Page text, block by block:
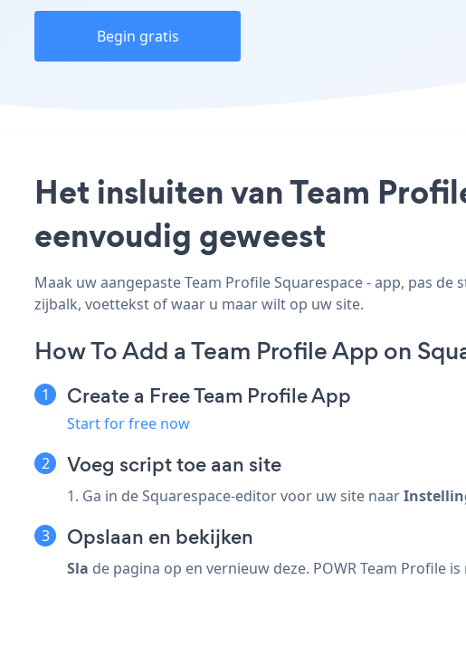
Begin gratis
Het insluiten van Team
eenvoudig geweest
Maak uw aangepaste Team Profile Squarespace - app, pas
zijbalk, voettekst of waar u maar wilt op uw site.
How To Add a Team Profile App on
Create a Free Team Profile App
Start for free now
Voeg script toe aan site
1. Ga in de Squarespace-editor voor uw site naar
Opslaan en bekijken
Sla de pagina op en vernieuw deze. POWR Team